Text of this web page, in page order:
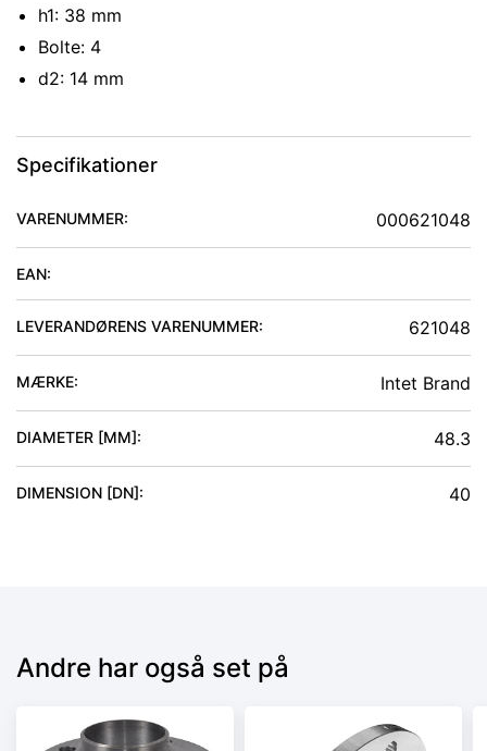
h1: 38 mm
Bolte: 4
d2: 14 mm
Specifikationer
VARENUMMER: 000621048
EAN:
LEVERANDØRENS VARENUMMER: 621048
MÆRKE: Intet Brand
DIAMETER [MM]: 48.3
DIMENSION [DN]: 40
Andre har også set på